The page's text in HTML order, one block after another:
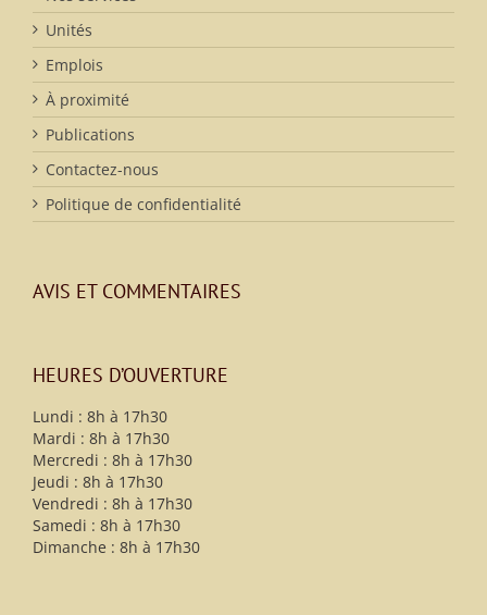
Unités
Emplois
À proximité
Publications
Contactez-nous
Politique de confidentialité
AVIS ET COMMENTAIRES
HEURES D’OUVERTURE
Lundi : 8h à 17h30
Mardi : 8h à 17h30
Mercredi : 8h à 17h30
Jeudi : 8h à 17h30
Vendredi : 8h à 17h30
Samedi : 8h à 17h30
Dimanche : 8h à 17h30